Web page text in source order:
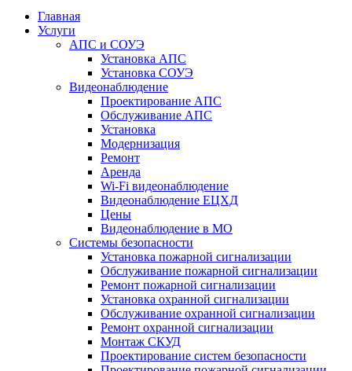
Главная
Услуги
АПС и СОУЭ
Установка АПС
Установка СОУЭ
Видеонаблюдение
Проектирование АПС
Обслуживание АПС
Установка
Модернизация
Ремонт
Аренда
Wi-Fi видеонаблюдение
Видеонаблюдение ЕЦХД
Цены
Видеонаблюдение в МО
Системы безопасности
Установка пожарной сигнализации
Обслуживание пожарной сигнализации
Ремонт пожарной сигнализации
Установка охранной сигнализации
Обслуживание охранной сигнализации
Ремонт охранной сигнализации
Монтаж СКУД
Проектирование систем безопасности